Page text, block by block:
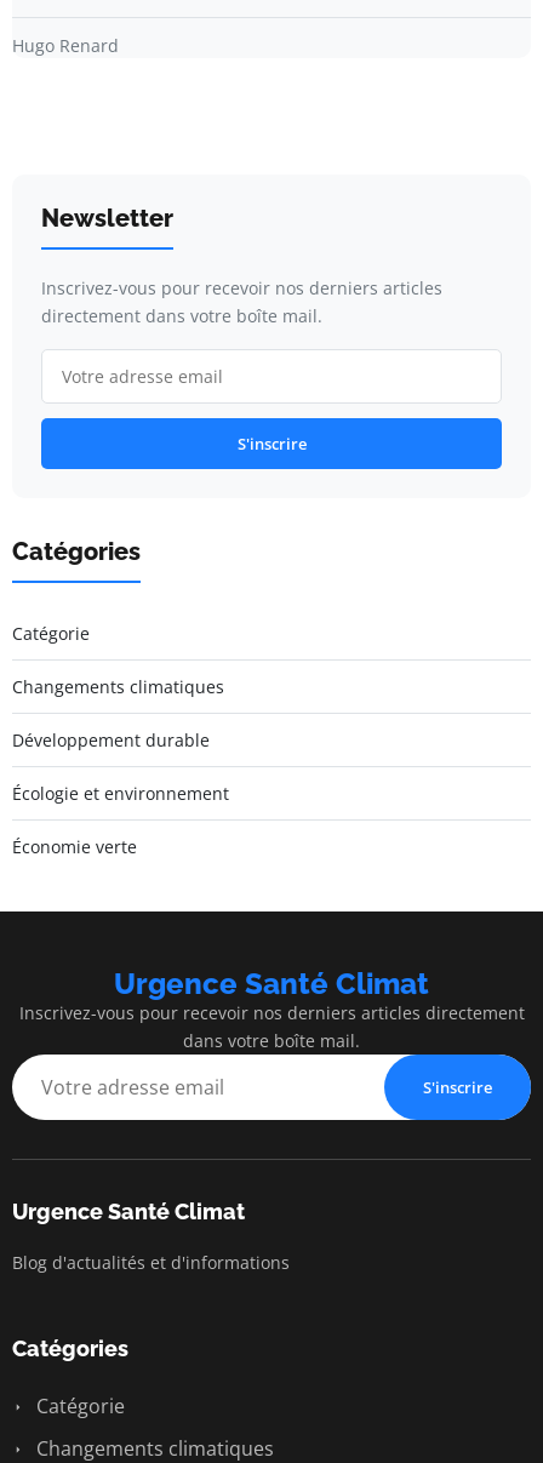
Hugo Renard
Newsletter
Inscrivez-vous pour recevoir nos derniers articles
directement dans votre boîte mail.
S'inscrire
Catégories
Catégorie
Changements climatiques
Développement durable
Écologie et environnement
Économie verte
Urgence Santé Climat
Inscrivez-vous pour recevoir nos derniers articles directement
dans votre boîte mail.
S'inscrire
Urgence Santé Climat
Blog d'actualités et d'informations
Catégories
Catégorie
Changements climatiques